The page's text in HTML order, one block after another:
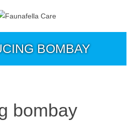
BOMBAY
bombay